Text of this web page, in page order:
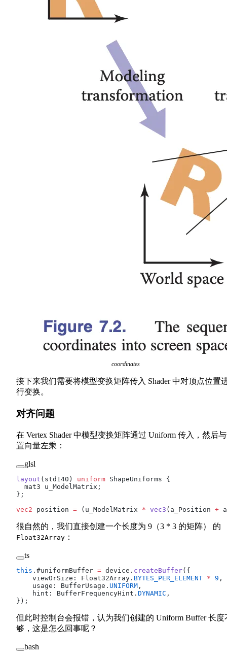
coordinates
接下来我们需要将模型变换矩阵传入 Shader 中对顶点位置
行变换。
对齐问题
在 Vertex Shader 中模型变换矩阵通过 Uniform 传入，然后
置向量左乘：
glsl
layout (std140) uniform ShapeUniforms {
  mat3 u_ModelMatrix;
};
vec2 position = (u_ModelMatrix * vec3 (a_Position +
很自然的，我们直接创建一个长度为 9（3 * 3 的矩阵） 的
Float32Array ：
ts
this .#uniformBuffer = device. createBuffer({
    viewOrSize: Float32Array.
BYTES_PER_ELEMENT * 9 ,
    usage: BufferUsage.
UNIFORM ,
    hint: BufferFrequencyHint.
DYNAMIC ,
});
但此时控制台会报错，认为我们创建的 Uniform Buffer 长度
够，这是怎么回事呢？
bash